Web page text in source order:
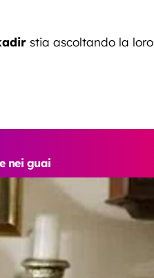
stia ascoltando la loro
nei guai